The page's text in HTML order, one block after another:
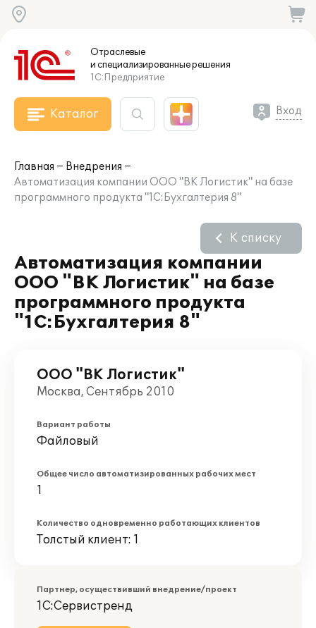
Отраслевые
и специализированныерешения
1С:Предприятие
Каталог Вход
Главная
Внедрения
Автоматизация компании ООО "ВК Логистик" на базе
программного продукта "1С:Бухгалтерия 8"
Автоматизация компании
ООО "ВК Логистик" на базе
программного продукта
"1С:Бухгалтерия 8"
К списку
ООО "ВК Логистик"
Москва, Сентябрь 2010
Вариант работы
Файловый
Общее число автоматизированных рабочих мест
1
Количество одновременно работающих клиентов
Толстый клиент: 1
Партнер, осуществивший внедрение/проект
1С:Сервистренд